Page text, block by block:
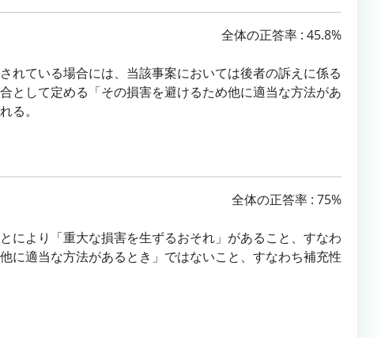
全体の正答率 : 45.8%
れている場合には、当該事案においては後者の訴えに係る
として定める「その損害を避けるため他に適当な方法があ
る。
全体の正答率 : 75%
により「重大な損害を生ずるおそれ」があること、すなわ
に適当な方法があるとき」ではないこと、すなわち補充性